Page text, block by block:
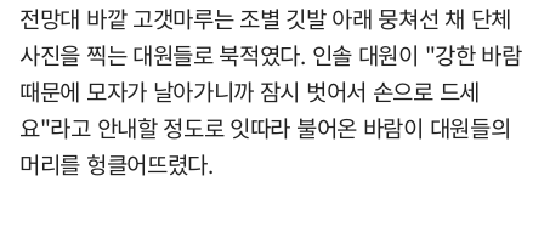
전망대 바깥 고갯마루는 조별 깃발 아래 뭉쳐선 채 단체
사진을 찍는 대원들로 북적였다. 인솔 대원이 "강한 바람
때문에 모자가 날아가니까 잠시 벗어서 손으로 드세
요"라고 안내할 정도로 잇따라 불어온 바람이 대원들의
머리를 헝클어뜨렸다.